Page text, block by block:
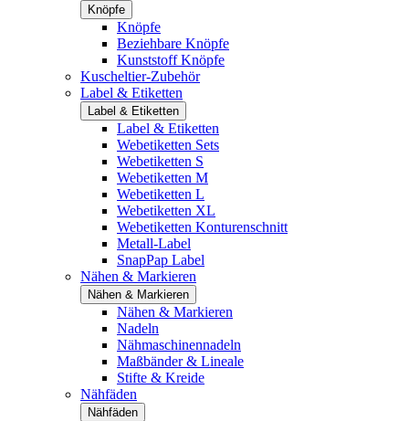
Knöpfe
Knöpfe
Beziehbare Knöpfe
Kunststoff Knöpfe
Kuscheltier-Zubehör
Label & Etiketten
Label & Etiketten
Label & Etiketten
Webetiketten Sets
Webetiketten S
Webetiketten M
Webetiketten L
Webetiketten XL
Webetiketten Konturenschnitt
Metall-Label
SnapPap Label
Nähen & Markieren
Nähen & Markieren
Nähen & Markieren
Nadeln
Nähmaschinennadeln
Maßbänder & Lineale
Stifte & Kreide
Nähfäden
Nähfäden